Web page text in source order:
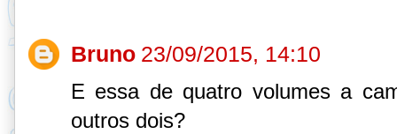
Bruno 23/09/2015, 14:10
E essa de quatro volumes a
outros dois?